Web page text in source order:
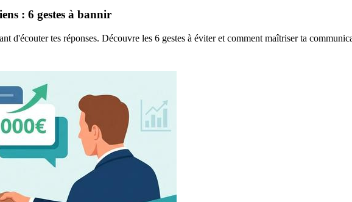
: 6 gestes à bannir
d'écouter tes réponses. Découvre les 6 gestes à éviter et comment maîtriser ta